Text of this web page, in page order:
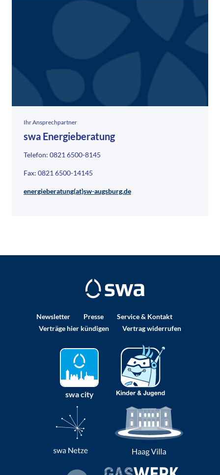
Ihr Ansprechpartner
swa Energieberatung
Telefon: 0821 6500-8145
Fax: 0821 6500-14145
energieberatung(at)sw-augsburg.de
Newsletter Presse
Service & Kontakt
Verträge hier kündigen
Vertrag widerrufen
swa city